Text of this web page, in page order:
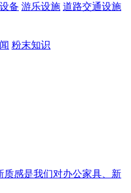
备 游乐设施 道路交通设施
粉末知识
质感是我们对办公家具、新